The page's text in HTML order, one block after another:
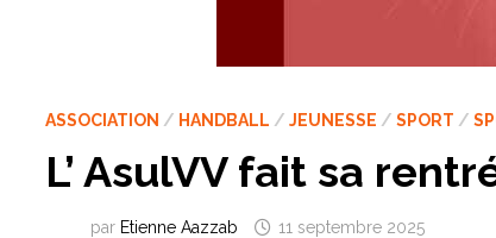
ASSOCIATION / HANDBALL /JEUNESSE /SPORT /
L’ AsulVV fait sa
par Etienne Aazzab 11 septembre 2025